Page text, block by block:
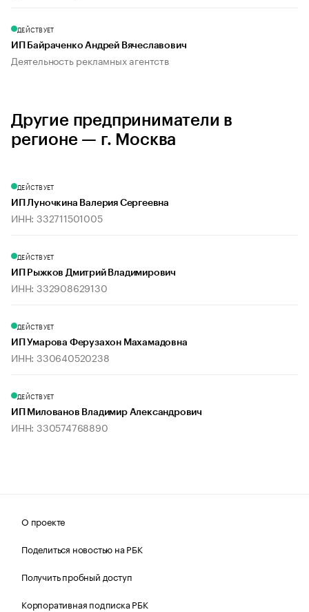
ДЕЙСТВУЕТ
ИП Байраченко Андрей Вячеславович
Деятельность рекламных агентств
Другие предприниматели в
регионе — г. Москва
ДЕЙСТВУЕТ
ИП Луночкина Валерия Сергеевна
ИНН: 332711501005
ДЕЙСТВУЕТ
ИП Рыжков Дмитрий Владимирович
ИНН: 332908629130
ДЕЙСТВУЕТ
ИП Умарова Ферузахон Махамадовна
ИНН: 330640520238
ДЕЙСТВУЕТ
ИП Милованов Владимир Александрович
ИНН: 330574768890
О проекте
Поделиться новостью на РБК
Получить пробный доступ
Корпоративная подписка РБК